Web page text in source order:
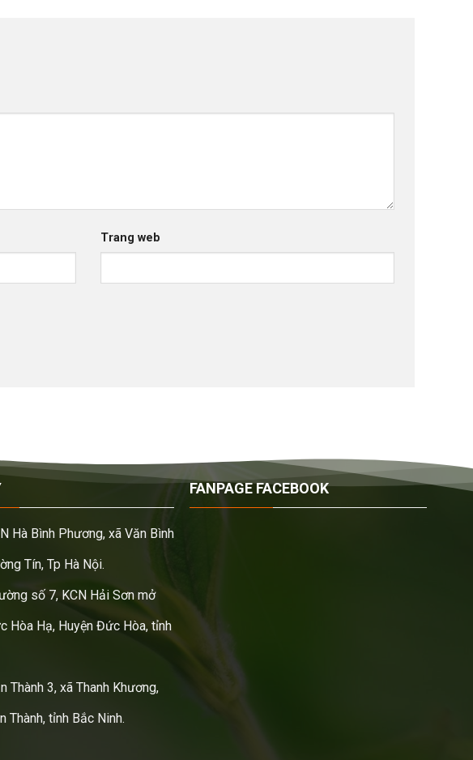
Trang web
Hà Bình Phương, xã Văn Bình
Tín, Tp Hà Nội.
số 7, KCN Hải Sơn mở
Hòa Hạ, Huyện Đức Hòa, tỉnh
Thành 3, xã Thanh Khương,
Thành, tỉnh Bắc Ninh.
FANPAGE FACEBOOK